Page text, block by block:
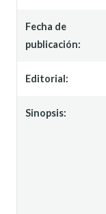
Fecha de
publicación:
Editorial:
Sinopsis: